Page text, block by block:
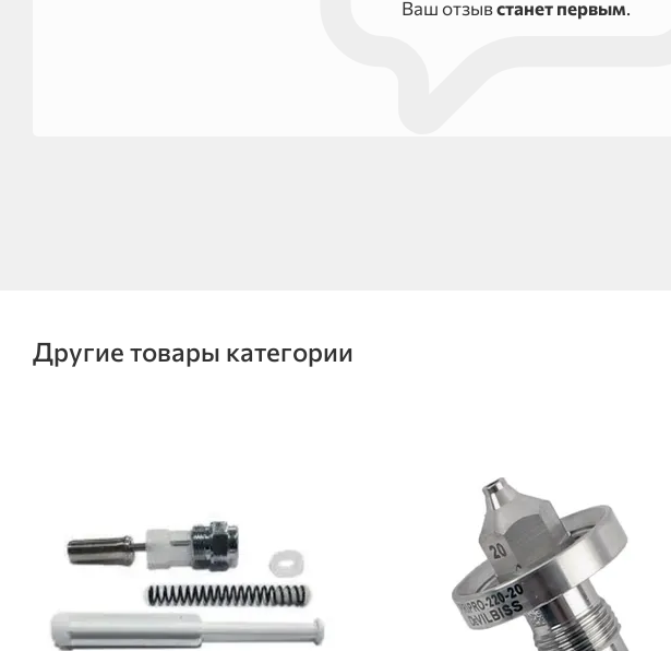
Ваш отзывстанет первым.
Другие товары категории